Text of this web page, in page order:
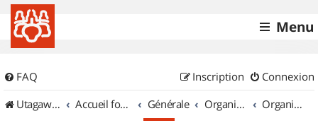
Menu
FAQ Connexion
Inscription
UtagawaVTT (Randos VTT et VTTAE avec traces GPS)
Accueil forum Générale Organisation de sorties & Recherche de partenaires Organisation de sorties en région Centre